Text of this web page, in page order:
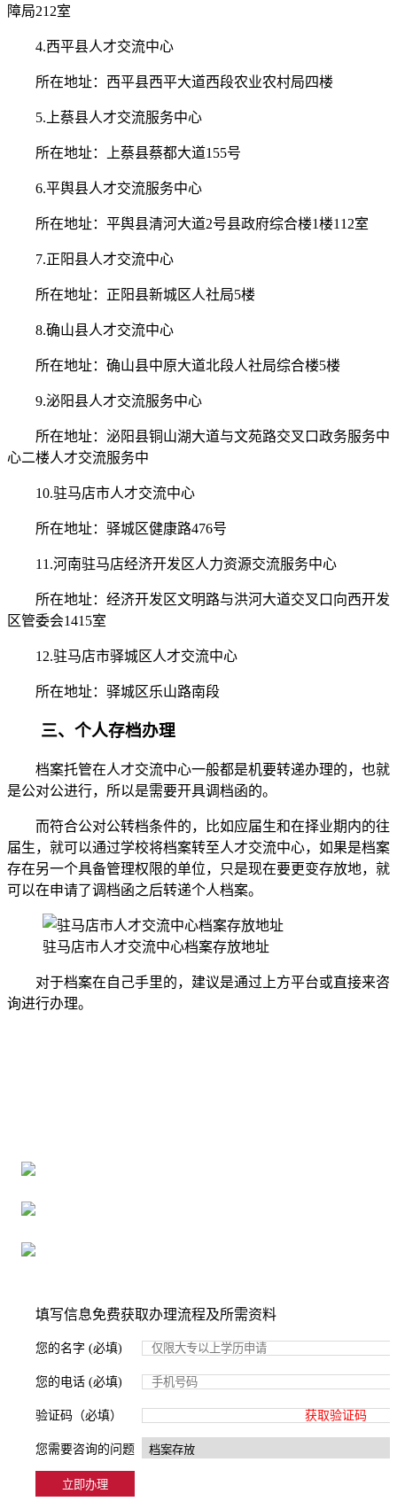
障局212室
4.西平县人才交流中心
所在地址：西平县西平大道西段农业农村局四楼
5.上蔡县人才交流服务中心
所在地址：上蔡县蔡都大道155号
6.平舆县人才交流服务中心
所在地址：平舆县清河大道2号县政府综合楼1楼112室
7.正阳县人才交流中心
所在地址：正阳县新城区人社局5楼
8.确山县人才交流中心
所在地址：确山县中原大道北段人社局综合楼5楼
9.泌阳县人才交流服务中心
所在地址：泌阳县铜山湖大道与文苑路交叉口政务服务中
心二楼人才交流服务中
10.驻马店市人才交流中心
所在地址：驿城区健康路476号
11.河南驻马店经济开发区人力资源交流服务中心
所在地址：经济开发区文明路与洪河大道交叉口向西开发
区管委会1415室
12.驻马店市驿城区人才交流中心
所在地址：驿城区乐山路南段
三、个人存档办理
档案托管在人才交流中心一般都是机要转递办理的，也就
是公对公进行，所以是需要开具调档函的。
而符合公对公转档条件的，比如应届生和在择业期内的往
届生，就可以通过学校将档案转至人才交流中心，如果是档案
存在另一个具备管理权限的单位，只是现在要更变存放地，就
可以在申请了调档函之后转递个人档案。
驻马店市人才交流中心档案存放地址
对于档案在自己手里的，建议是通过上方平台或直接来咨
询进行办理。
填写信息免费获取办理流程及所需资料
您的名字 (必填)
您的电话 (必填)
验证码（必填） 获取验证码
您需要咨询的问题